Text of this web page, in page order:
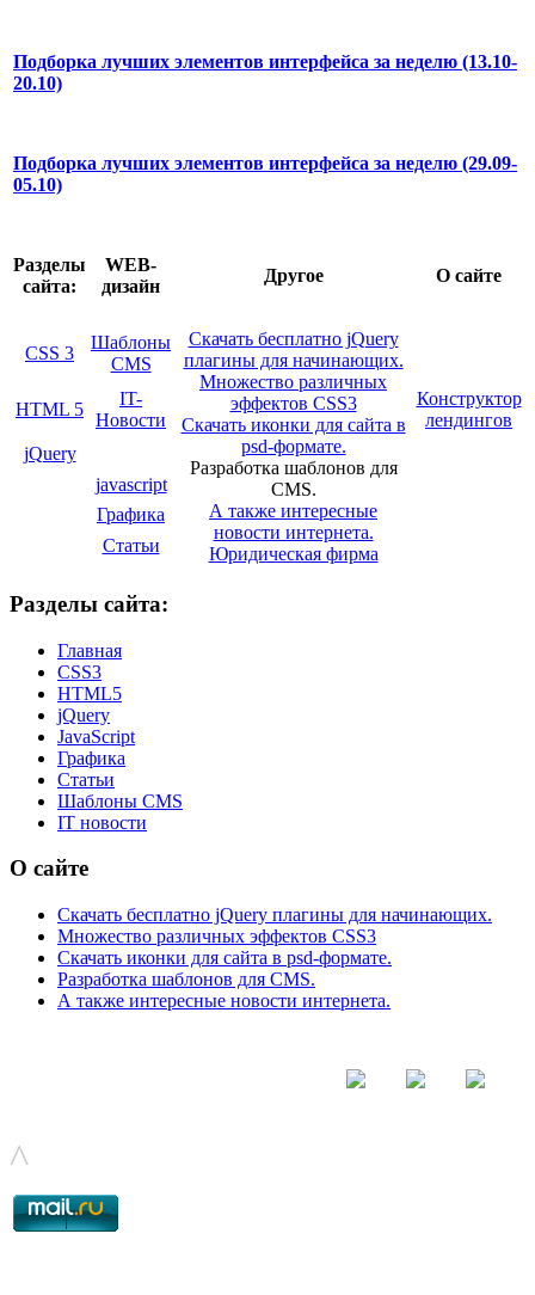
Подборка лучших элементов интерфейса за неделю (13.10-
20.10)
Подборка лучших элементов интерфейса за неделю (29.09-
05.10)
Разделы
сайта:
WEB-
дизайн
Другое О сайте
CSS 3
Шаблоны
CMS
Скачать бесплатно jQuery
плагины для начинающих.
Множество различных
эффектов CSS3
Скачать иконки для сайта в
psd-формате.
Разработка шаблонов для
CMS.
А также интересные
новости интернета.
Юридическая фирма
HTML 5
IT-
Новости
Конструктор
лендингов
jQuery
javascript
Графика
Статьи
Разделы сайта:
Главная
CSS3
HTML5
jQuery
JavaScript
Графика
Статьи
Шаблоны CMS
IT новости
О сайте
Скачать бесплатно jQuery плагины для начинающих.
Множество различных эффектов CSS3
Скачать иконки для сайта в psd-формате.
Разработка шаблонов для CMS.
А также интересные новости интернета.
© - 2015-2017 - helix.su - все для вашего сайта |
^